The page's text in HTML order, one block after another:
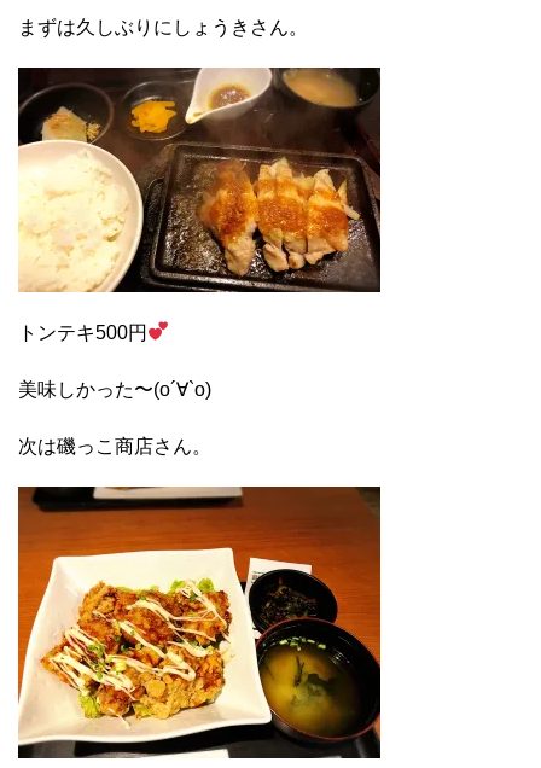
まずは久しぶりにしょうきさん。
トンテキ500円
美味しかった〜(о´∀`о)
次は磯っこ商店さん。